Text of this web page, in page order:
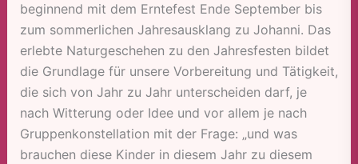
beginnend mit dem Erntefest Ende September bis
zum sommerlichen Jahresausklang zu Johanni. Das
erlebte Naturgeschehen zu den Jahresfesten bildet
die Grundlage für unsere Vorbereitung und Tätigkeit,
die sich von Jahr zu Jahr unterscheiden darf, je
nach Witterung oder Idee und vor allem je nach
Gruppenkonstellation mit der Frage: „und was
brauchen diese Kinder in diesem Jahr zu diesem